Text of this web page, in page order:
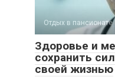
Отдых в пансионате
Здоровье и
сохранить
своей жизнью